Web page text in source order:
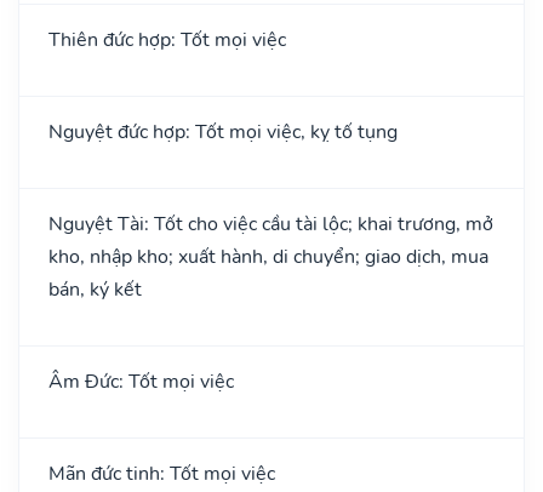
Thiên đức hợp: Tốt mọi việc
Nguyệt đức hợp: Tốt mọi việc, kỵ tố tụng
Nguyệt Tài: Tốt cho việc cầu tài lộc; khai trương, mở
kho, nhập kho; xuất hành, di chuyển; giao dịch, mua
bán, ký kết
Âm Đức: Tốt mọi việc
Mãn đức tinh: Tốt mọi việc